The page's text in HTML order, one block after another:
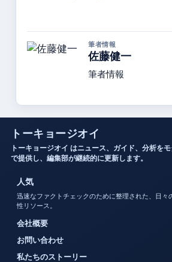
筆者情報
佐藤健一
筆者情報
トーキョージオイ
トーキョージオイ はニュース、ガイド、分析を
で提供し、編集部が継続的に更新します。
人気
迅速なファクトチェックのために整理された、日々
性リソース。
会社概要
お問い合わせ
私たちのストーリー